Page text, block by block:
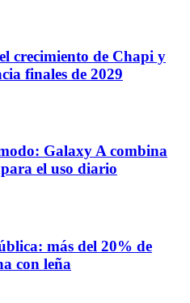
crecimiento de Chapi y
finales de 2029
Galaxy A combina
el uso diario
más del 20% de
con leña